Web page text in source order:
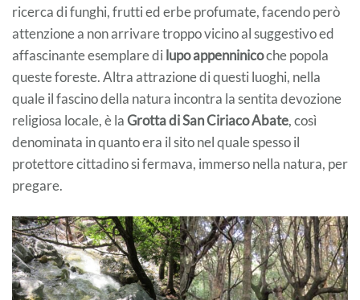
ricerca di funghi, frutti ed erbe profumate, facendo però
attenzione a non arrivare troppo vicino al suggestivo ed
affascinante esemplare di lupo appenninicoche popola
queste foreste. Altra attrazione di questi luoghi, nella
quale il fascino della natura incontra la sentita devozione
religiosa locale, è laGrotta di San Ciriaco Abate, così
denominata in quanto era il sito nel quale spesso il
protettore cittadino si fermava, immerso nella natura, per
pregare.